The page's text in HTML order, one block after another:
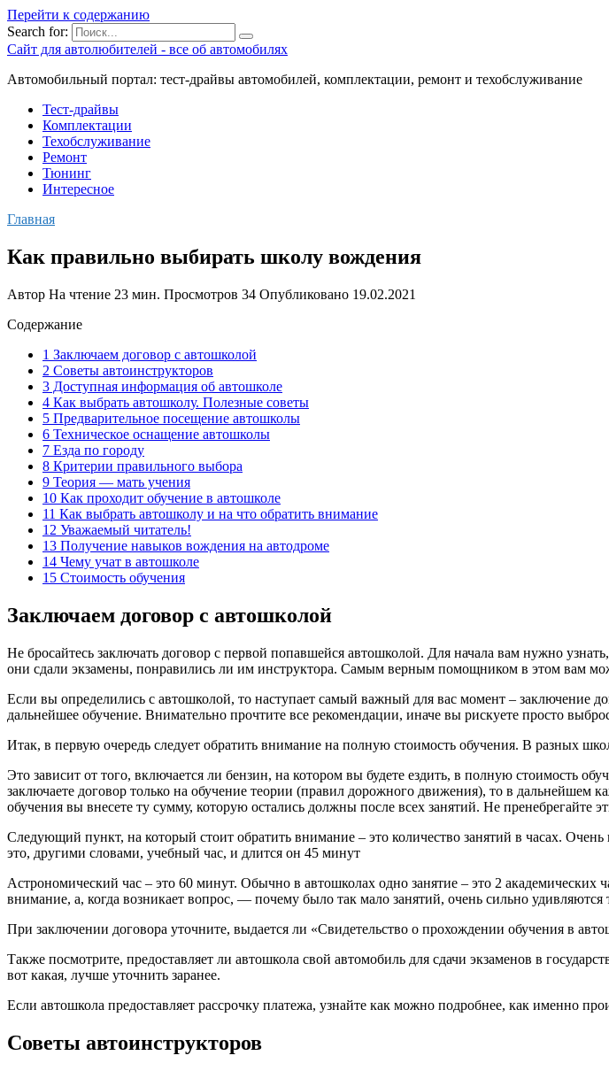
Перейти к содержанию
Search for:
Сайт для автолюбителей - все об автомобилях
Автомобильный портал: тест-драйвы автомобилей, комплектации, ремонт и техобслуживание
Тест-драйвы
Комплектации
Техобслуживание
Ремонт
Тюнинг
Интересное
Главная
Как правильно выбирать школу вождения
Автор На чтение 23 мин. Просмотров 34 Опубликовано 19.02.2021
Содержание
1 Заключаем договор с автошколой
2 Советы автоинструкторов
3 Доступная информация об автошколе
4 Как выбрать автошколу. Полезные советы
5 Предварительное посещение автошколы
6 Техническое оснащение автошколы
7 Езда по городу
8 Критерии правильного выбора
9 Теория — мать учения
10 Как проходит обучение в автошколе
11 Как выбрать автошколу и на что обратить внимание
12 Уважаемый читатель!
13 Получение навыков вождения на автодроме
14 Чему учат в автошколе
15 Стоимость обучения
Заключаем договор с автошколой
Не бросайтесь заключать договор с первой попавшейся автошколой. Для начала вам нужно
они сдали экзамены, понравились ли им инструктора. Самым верным помощником в этом вам
Если вы определились с автошколой, то наступает самый важный для вас момент – заключение
дальнейшее обучение. Внимательно прочтите все рекомендации, иначе вы рискуете просто
Итак, в первую очередь следует обратить внимание на полную стоимость обучения. В разных
Это зависит от того, включается ли бензин, на котором вы будете ездить, в полную стоимость
заключаете договор только на обучение теории (правил дорожного движения), то в дальнейшем
обучения вы внесете ту сумму, которую остались должны после всех занятий. Не
Следующий пункт, на который стоит обратить внимание – это количество занятий в часах.
это, другими словами, учебный час, и длится он 45 минут
Астрономический час – это 60 минут. Обычно в автошколах одно занятие – это 2 академических
внимание, а, когда возникает вопрос, — почему было так мало занятий, очень сильно удивляются
При заключении договора уточните, выдается ли «Свидетельство о прохождении обучения в
Также посмотрите, предоставляет ли автошкола свой автомобиль для сдачи экзаменов в
вот какая, лучше уточнить заранее.
Если автошкола предоставляет рассрочку платежа, узнайте как можно подробнее, как именно
Советы автоинструкторов